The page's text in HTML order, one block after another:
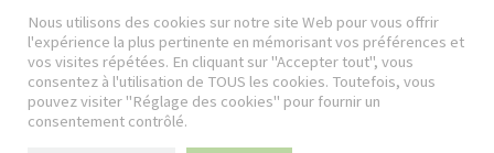
Nous utilisons des cookies sur notre site Web pour vous offrir
l'expérience la plus pertinente en mémorisant vos préférences et
vos visites répétées. En cliquant sur "Accepter tout", vous
consentez à l'utilisation de TOUS les cookies. Toutefois, vous
pouvez visiter "Réglage des cookies" pour fournir un
consentement contrôlé.